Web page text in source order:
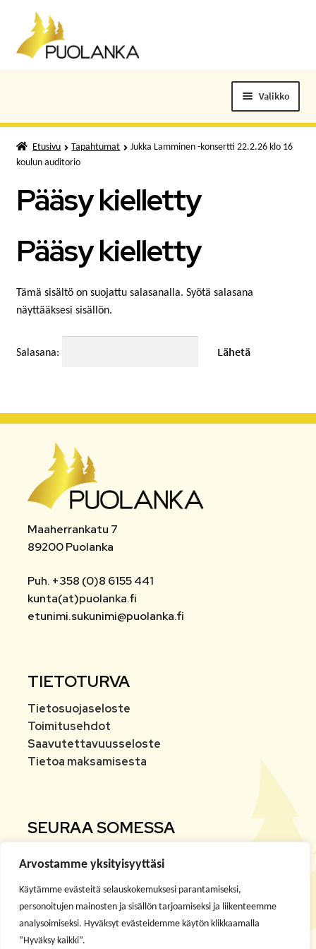
Arvostamme yksityisyyttäsi
Käytämme evästeitä selauskokemuksesi parantamiseksi,
personoitujen mainosten ja sisällön tarjoamiseksi ja liikenteemme
analysoimiseksi. Hyväksyt evästeidemme käytön klikkaamalla
”Hyväksy kaikki”.
Siirry
navigointiin
Siirry
sisältöön
Valikko
ELOKUVALIPUT
TAPAHTUMAT
KUNTOSALI
KANSALAISOPISTO
MATKAMUISTOT
VUOKRATTAVAT TILAT JA LAITTEET
LIITTYMISMAKSUT
TONTIT
POISTETTAVA MATERIAALI
MUUT
Etusivu Tapahtumat
Jukka Lamminen -konsertti 22.2.26 klo 16
koulun auditorio
Pääsy kielletty
Pääsy kielletty
Tämä sisältö on suojattu salasanalla. Syötä salasana
näyttääksesi sisällön.
Salasana:
Maaherrankatu 7
89200 Puolanka
Puh. +358 (0)8 6155 441
kunta(at)puolanka.fi
etunimi.sukunimi@puolanka.fi
TIETOTURVA
Tietosuojaseloste
Toimitusehdot
Saavutettavuusseloste
Tietoa maksamisesta
SEURAA SOMESSA
Facebook
Instagram